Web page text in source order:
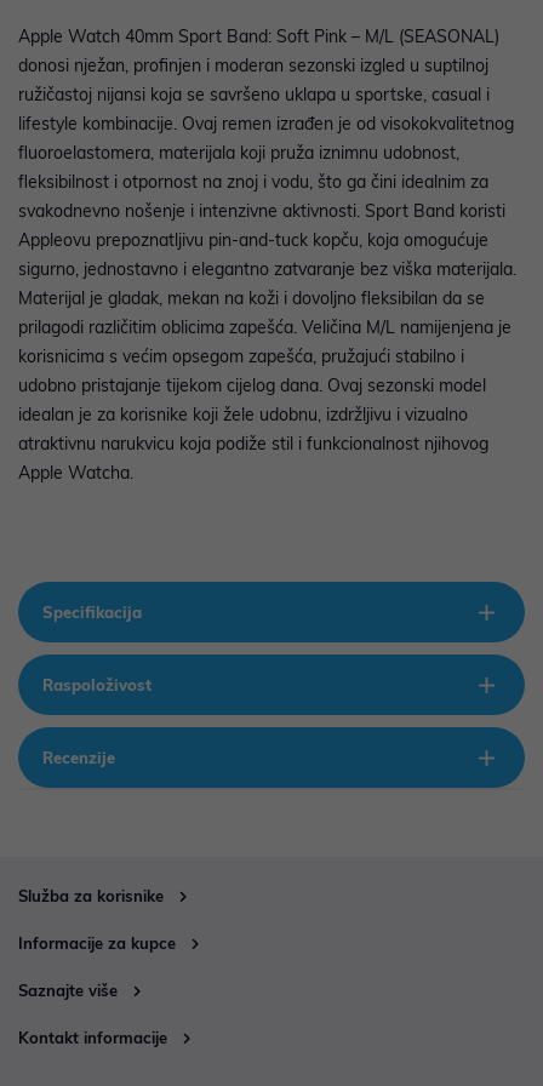
Apple Watch 40mm Sport Band: Soft Pink – M/L (SEASONAL)
donosi nježan, profinjen i moderan sezonski izgled u suptilnoj
ružičastoj nijansi koja se savršeno uklapa u sportske, casual i
lifestyle kombinacije. Ovaj remen izrađen je od visokokvalitetnog
fluoroelastomera, materijala koji pruža iznimnu udobnost,
fleksibilnost i otpornost na znoj i vodu, što ga čini idealnim za
svakodnevno nošenje i intenzivne aktivnosti. Sport Band koristi
Appleovu prepoznatljivu pin-and-tuck kopču, koja omogućuje
sigurno, jednostavno i elegantno zatvaranje bez viška materijala.
Materijal je gladak, mekan na koži i dovoljno fleksibilan da se
prilagodi različitim oblicima zapešća. Veličina M/L namijenjena je
korisnicima s većim opsegom zapešća, pružajući stabilno i
udobno pristajanje tijekom cijelog dana. Ovaj sezonski model
idealan je za korisnike koji žele udobnu, izdržljivu i vizualno
atraktivnu narukvicu koja podiže stil i funkcionalnost njihovog
Apple Watcha.
Specifikacija
Raspoloživost
Recenzije
Služba za korisnike
Informacije za kupce
Saznajte više
Kontakt informacije